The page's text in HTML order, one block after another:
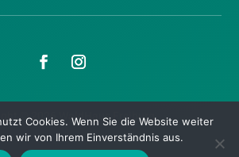
© 2026 WaldHaus Freiburg
Cookies. Wenn Sie die Website weiter
wir von Ihrem Einverständnis aus.